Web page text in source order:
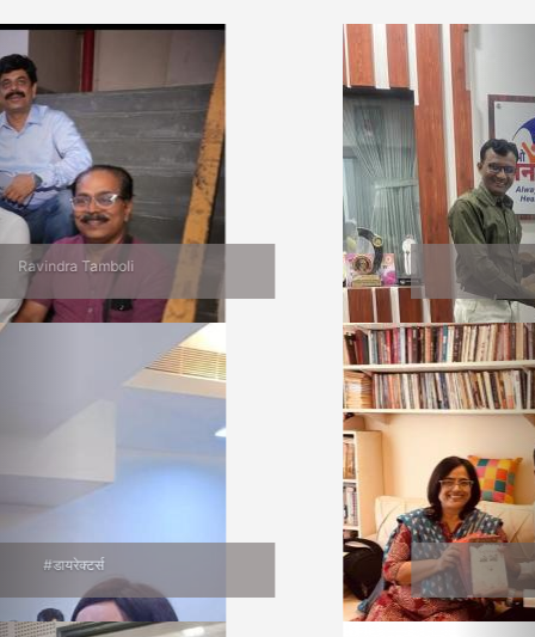
Previous